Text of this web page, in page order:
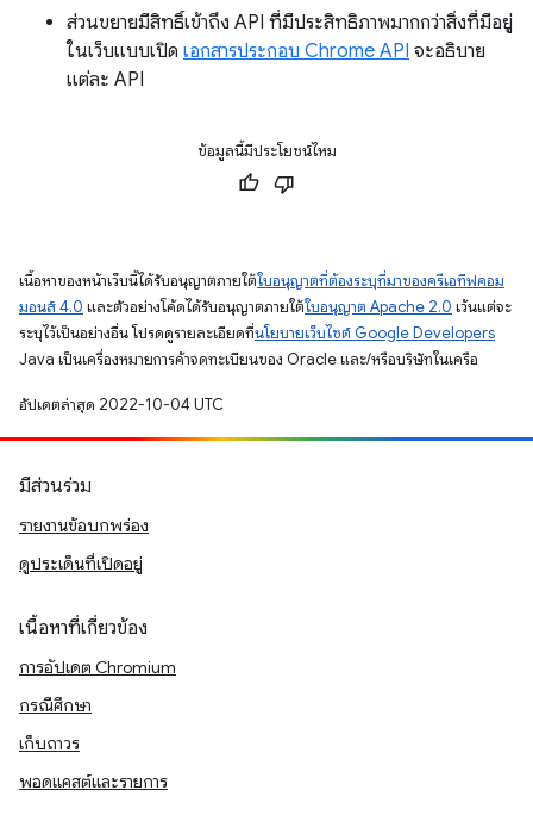
ส่วนขยายมีสิทธิ์เข้าถึง API ที่มีประสิทธิภาพมากกว่าสิ่งที่มีอยู่
ในเว็บแบบเปิด เอกสารประกอบ Chrome API จะอธิบาย
แต่ละ API
ข้อมูลนี้มีประโยชน์ไหม
เนื้อหาของหน้าเว็บนี้ได้รับอนุญาตภายใต้ใบอนุญาตที่ต้องระบุที่มาของครีเอทีฟคอม
มอนส์ 4.0 และตัวอย่างโค้ดได้รับอนุญาตภายใต้ใบอนุญาต Apache 2.0 เว้นแต่จะ
ระบุไว้เป็นอย่างอื่น โปรดดูรายละเอียดที่นโยบายเว็บไซต์ Google Developers
Java เป็นเครื่องหมายการค้าจดทะเบียนของ Oracle และ/หรือบริษัทในเครือ
อัปเดตล่าสุด 2022-10-04 UTC
มีส่วนร่วม
รายงานข้อบกพร่อง
ดูประเด็นที่เปิดอยู่
เนื้อหาที่เกี่ยวข้อง
การอัปเดต Chromium
กรณีศึกษา
เก็บถาวร
พอดแคสต์และรายการ